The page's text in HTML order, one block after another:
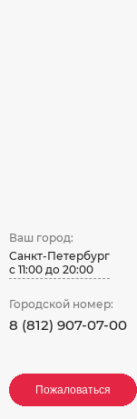
Ваш город:
Санкт-Петербург
с 11:00 до 20:00
Городской номер:
8 (812) 907-07-00
Пожаловаться
Пожаловаться
Пожаловаться